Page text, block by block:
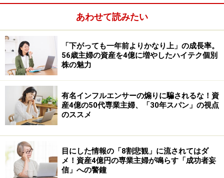
この日のゲストは、ファイナンシャルプランナーで、All
Aboutガイドでもある岩城みずほ氏や、確定拠出年金ア
ナリストの大江加代氏、経済評論家の山崎元氏、「ファ
あわせて読みたい
「下がっても一年前よりかなり上」の成長率。
56歳主婦の資産を4億に増やしたハイテク個別
株の魅力
有名インフルエンサーの煽りに騙されるな！資
産4億の50代専業主婦、「30年スパン」の視点
のススメ
目にした情報の「8割悲観」に流されてはダ
メ！資産4億円の専業主婦が鳴らす「成功者妄
信」への警鐘